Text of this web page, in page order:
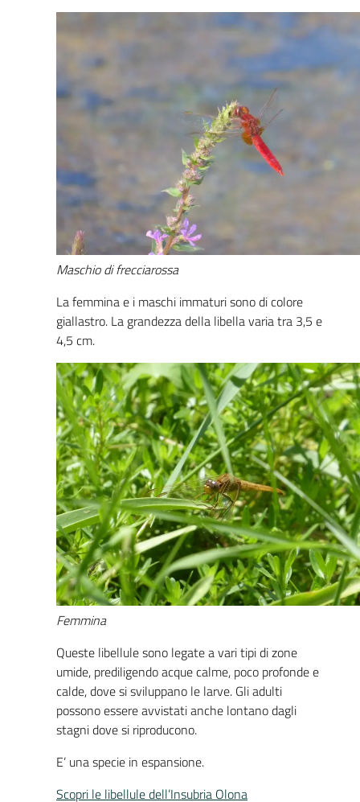
Maschio di frecciarossa
La femmina e i maschi immaturi sono di colore
giallastro. La grandezza della libella varia tra 3,5 e
4,5 cm.
Femmina
Queste libellule sono legate a vari tipi di zone
umide, prediligendo acque calme, poco profonde e
calde, dove si sviluppano le larve. Gli adulti
possono essere avvistati anche lontano dagli
stagni dove si riproducono.
E’ una specie in espansione.
Scopri le libellule dell’Insubria Olona